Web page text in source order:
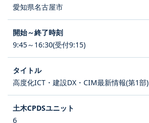
愛知県名古屋市
9:45～16:30(受付9:15)
高度化ICT・建設DX・CIM最新情報(第1部)
6